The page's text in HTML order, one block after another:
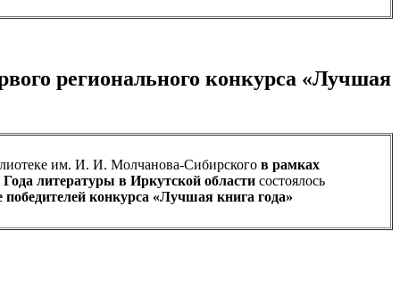
регионального конкурса «Лучшая
им. И. И. Молчанова-Сибирского в рамках
литературы в Иркутской области состоялось
конкурса «Лучшая книга года»